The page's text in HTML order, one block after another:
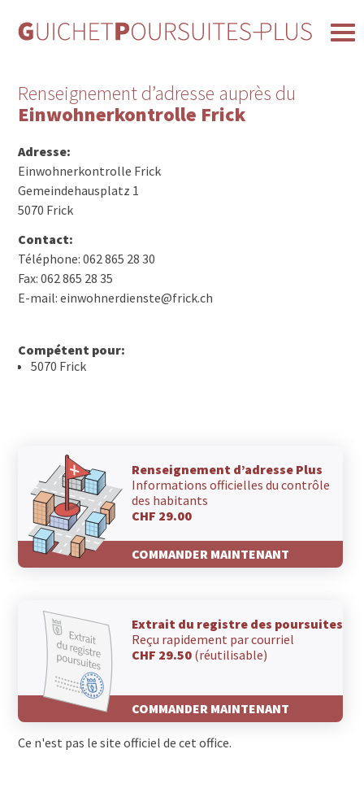
Renseignement d’adresse auprès du
Einwohnerkontrolle Frick
Adresse:
Einwohnerkontrolle Frick
Gemeindehausplatz 1
5070 Frick
Contact:
Téléphone: 062 865 28 30
Fax: 062 865 28 35
E-mail: einwohnerdienste@frick.ch
Compétent pour:
5070 Frick
Renseignement d’adresse Plus
Informations officielles du contrôle
des habitants
CHF 29.00
COMMANDER MAINTENANT
Extrait du registre des poursuites
Reçu rapidement par courriel
CHF 29.50 (réutilisable)
COMMANDER MAINTENANT
Ce n'est pas le site officiel de cet office.